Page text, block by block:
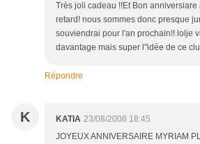
Très joli cadeau !!Et Bon anniversiare
retard! nous sommes donc presque
souviendrai pour l'an prochain!! lolje
davantage mais super l"idée de ce
Répondre
K KATIA 23/08/2008 18:45
JOYEUX ANNIVERSAIRE MYRIAM